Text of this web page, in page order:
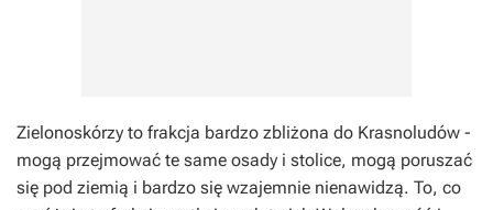
Zielonoskórzy to frakcja bardzo zbliżona do Krasnoludów -
mogą przejmować te same osady i stolice, mogą poruszać
się pod ziemią i bardzo się wzajemnie nienawidzą. To, co